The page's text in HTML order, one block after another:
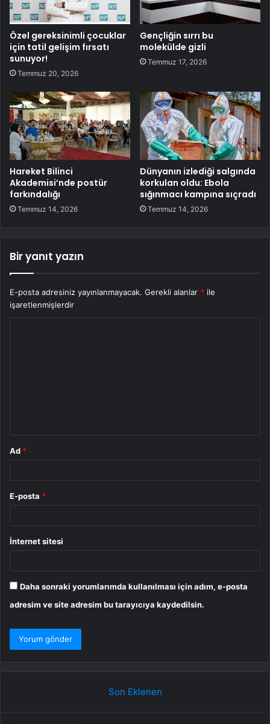
Özel gereksinimli çocuklar
için tatil gelişim fırsatı
sunuyor!
Temmuz 20, 2026
Gençliğin sırrı bu
molekülde gizli
Temmuz 17, 2026
Hareket Bilinci
Akademisi’nde postür
farkındalığı
Temmuz 14, 2026
Dünyanın izlediği salgında
korkulan oldu: Ebola
sığınmacı kampına sıçradı
Temmuz 14, 2026
Bir yanıt yazın
E-posta adresiniz yayınlanmayacak. Gerekli alanlar * ile
işaretlenmişlerdir
Ad *
E-posta *
İnternet sitesi
Daha sonraki yorumlarımda kullanılması için adım, e-posta
adresim ve site adresim bu tarayıcıya kaydedilsin.
Son Eklenen